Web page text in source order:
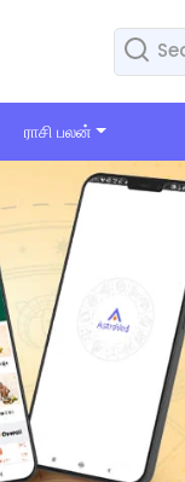
ராசி பலன்